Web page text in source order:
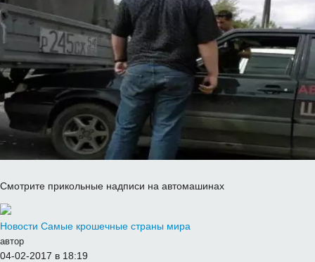
Cмотрите прикольные надписи на автомашинах
Новости Самые крошечные страны мира
автор
04-02-2017 в 18:19